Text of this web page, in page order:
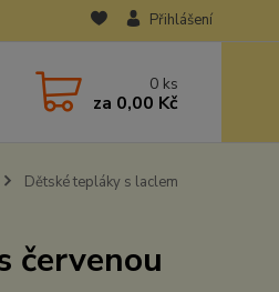
Přihlášení
0 ks
za 0,00 Kč
Dětské tepláky s laclem
červenou